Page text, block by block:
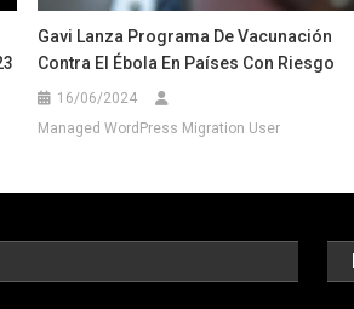
Gavi Lanza Programa De Vacunación
Contra El Ébola En Países Con Riesgo
16/06/2024
Managed WordPress Migration User